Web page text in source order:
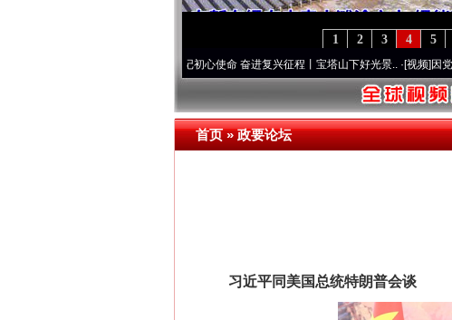
5
4
3
2
1
牢记初心使命 奋进复兴征程丨宝塔山下好光景.. ·[视频]因党而生 为党而战
首页»政要论坛
习近平同美国总统特朗普会谈